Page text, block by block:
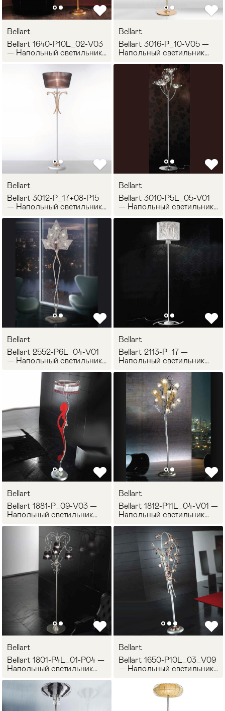
Мягкая мебель
Стулья >
Хранение
Комоды и
Bellart
Bellart 1640-P10L_02-V03
— Напольный светильник
Bellart
Bellart 3016-P_10-V05 —
Напольный светильник
Bellart
Bellart 3012-P_17+08-P15
— Напольный светильник
Bellart
Bellart 3010-P5L_05-V01
— Напольный светильник
Bellart
Bellart 2552-P6L_04-V01
— Напольный светильник
Bellart
Bellart 2113-P_17 —
Напольный светильник
Bellart
Bellart 1881-P_09-V03 —
Напольный светильник
Bellart
Bellart 1812-P11L_04-V01 —
Напольный светильник
Bellart
Bellart 1801-P4L_01-P04 —
Напольный светильник
Bellart
Bellart 1650-P10L_03_V09
— Напольный светильник